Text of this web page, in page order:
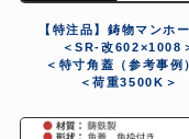
【特注品】鋳物マンホ
＜SR-改602×1008
＜特寸角蓋（参考事例
＜荷重3500K＞